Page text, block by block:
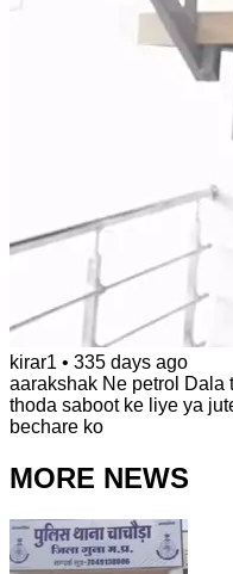
kirar1 • 335 days ago
aarakshak Ne petrol Dala
thoda saboot ke liye ya
bechare ko
MORE NEWS